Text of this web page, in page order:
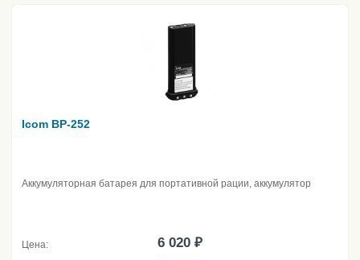
Icom BP-252
Аккумуляторная батарея для портативной рации, аккумулятор
Цена: 6 020 ₽